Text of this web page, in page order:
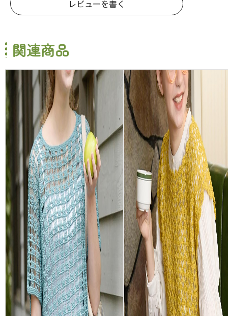
レビューを書く
関連商品